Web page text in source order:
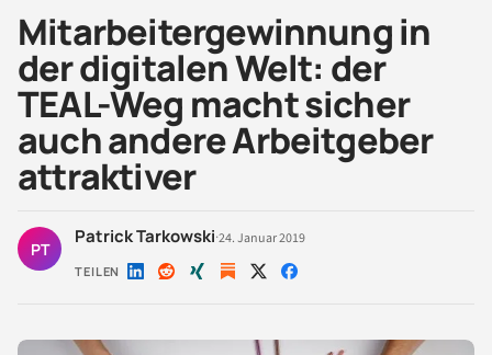
Mitarbeitergewinnung in
der digitalen Welt: der
TEAL-Weg macht sicher
auch andere Arbeitgeber
attraktiver
PT
Patrick Tarkowski·24. Januar 2019
TEILEN Auf Auf Auf Auf Auf